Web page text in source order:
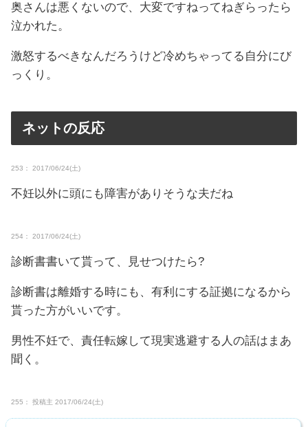
奥さんは悪くないので、大変ですねってねぎらったら
泣かれた。
激怒するべきなんだろうけど冷めちゃってる自分にび
っくり。
ネットの反応
253： 2017/06/24(土)
不妊以外に頭にも障害がありそうな夫だね
254： 2017/06/24(土)
診断書書いて貰って、見せつけたら?
診断書は離婚する時にも、有利にする証拠になるから
貰った方がいいです。
男性不妊で、責任転嫁して現実逃避する人の話はまあ
聞く。
255： 投稿主 2017/06/24(土)